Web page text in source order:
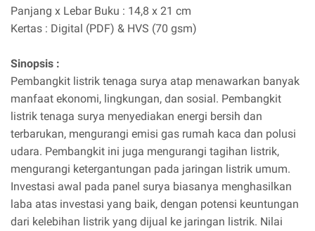
Panjang x Lebar Buku : 14,8 x 21 cm
Kertas : Digital (PDF) & HVS (70 gsm)
Sinopsis :
Pembangkit listrik tenaga surya atap menawarkan banyak
manfaat ekonomi, lingkungan, dan sosial. Pembangkit
listrik tenaga surya menyediakan energi bersih dan
terbarukan, mengurangi emisi gas rumah kaca dan polusi
udara. Pembangkit ini juga mengurangi tagihan listrik,
mengurangi ketergantungan pada jaringan listrik umum.
Investasi awal pada panel surya biasanya menghasilkan
laba atas investasi yang baik, dengan potensi keuntungan
dari kelebihan listrik yang dijual ke jaringan listrik. Nilai